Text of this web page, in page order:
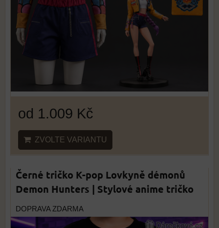
od 1.009 Kč
ZVOLTE VARIANTU
Černé tričko K-pop Lovkyně démonů
Demon Hunters | Stylové anime tričko
DOPRAVA ZDARMA